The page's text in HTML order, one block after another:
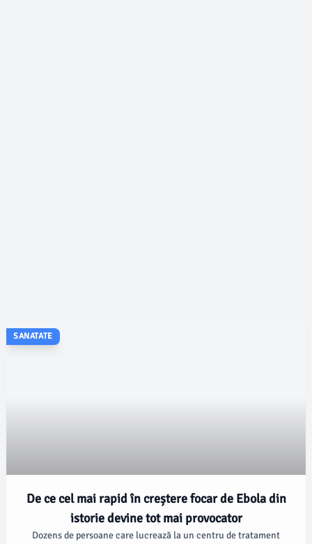
SANATATE
De ce cel mai rapid în creștere focar de Ebola din
istorie devine tot mai provocator
Dozens de persoane care lucrează la un centru de tratament